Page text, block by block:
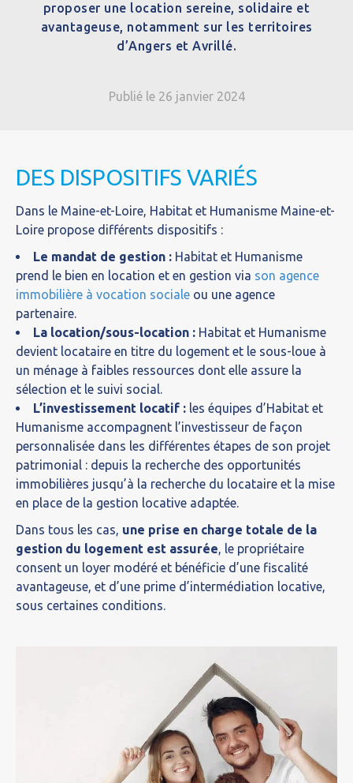
proposer une location sereine, solidaire et
avantageuse, notamment sur les territoires
d’Angers et Avrillé.
Publié le 26 janvier 2024
DES DISPOSITIFS VARIÉS
Dans le Maine-et-Loire, Habitat et Humanisme Maine-et-
Loire propose différents dispositifs :
Le mandat de gestion : Habitat et Humanisme
prend le bien en location et en gestion via son agence
immobilière à vocation sociale ou une agence
partenaire.
La location/sous-location : Habitat et Humanisme
devient locataire en titre du logement et le sous-loue à
un ménage à faibles ressources dont elle assure la
sélection et le suivi social.
L’investissement locatif : les équipes d’Habitat et
Humanisme accompagnent l’investisseur de façon
personnalisée dans les différentes étapes de son projet
patrimonial : depuis la recherche des opportunités
immobilières jusqu’à la recherche du locataire et la mise
en place de la gestion locative adaptée.
Dans tous les cas, une prise en charge totale de la
gestion du logement est assurée, le propriétaire
consent un loyer modéré et bénéficie d’une fiscalité
avantageuse, et d’une prime d’intermédiation locative,
sous certaines conditions.